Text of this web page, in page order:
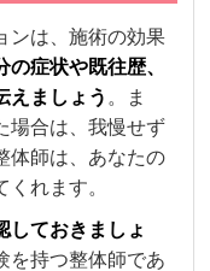
ンは、施術の効果
の症状や既往歴、
えましょう 。ま
場合は、我慢せず
体師は、あなたの
れます。
しておきましょ
を持つ整体師であ